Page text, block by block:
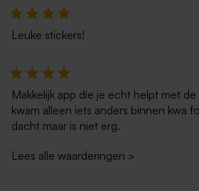
Luxe zilveren envelop
metallic
Nieuw
Leuke stickers!
Makkelijk app die je echt helpt met
kwam alleen iets anders binnen kwa
dacht maar is niet erg.
Lees alle waarderingen >